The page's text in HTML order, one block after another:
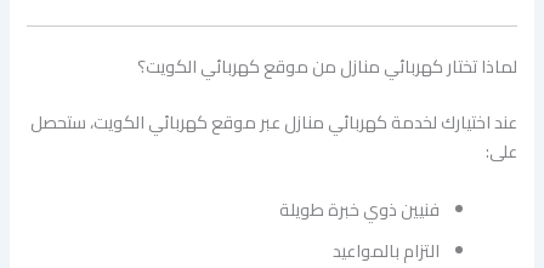
لماذا تختار كهربائي منازل من موقع كهربائي الكويت؟
عند اختيارك لخدمة كهربائي منازل عبر موقع كهربائي الكويت، ستحصل
على:
فنيين ذوي خبرة طويلة
التزام بالمواعيد